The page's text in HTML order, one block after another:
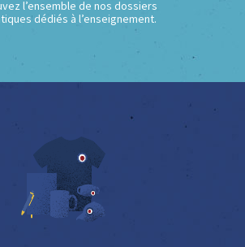
l’ensemble de nos dossiers
dédiés à l’enseignement.